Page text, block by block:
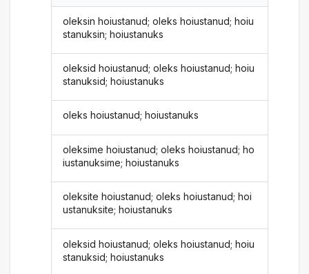
oleksin hoiustanud; oleks hoiustanud; hoiu
stanuksin; hoiustanuks
oleksid hoiustanud; oleks hoiustanud; hoiu
stanuksid; hoiustanuks
oleks hoiustanud; hoiustanuks
oleksime hoiustanud; oleks hoiustanud; ho
iustanuksime; hoiustanuks
oleksite hoiustanud; oleks hoiustanud; hoi
ustanuksite; hoiustanuks
oleksid hoiustanud; oleks hoiustanud; hoiu
stanuksid; hoiustanuks